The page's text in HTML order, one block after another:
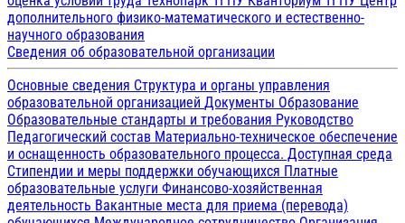
дополнительного физико-математического и естественно-
научного образования
Сведения об образовательной организации
Основные сведения Структура и органы управления
образовательной организацией Документы Образование
Образовательные стандарты и требования Руководство
Педагогический состав Материально-техническое обеспечение
и оснащенность образовательного процесса. Доступная среда
Стипендии и меры поддержки обучающихся Платные
образовательные услуги Финансово-хозяйственная
деятельность Вакантные места для приема (перевода)